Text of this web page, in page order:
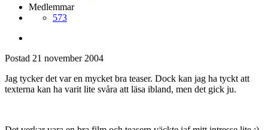
Medlemmar
573
Postad 21 november 2004
Jag tycker det var en mycket bra teaser. Dock kan jag ha tyckt att
texterna kan ha varit lite svåra att läsa ibland, men det gick ju.